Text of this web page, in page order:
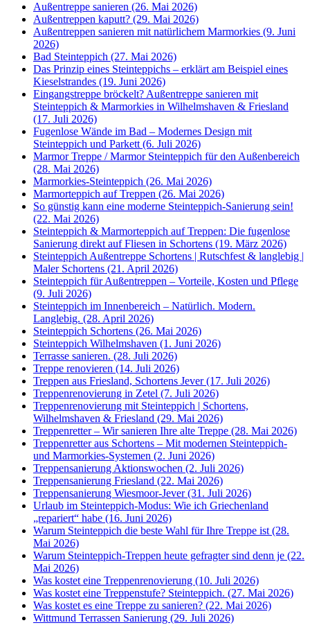
Außentreppe sanieren (26. Mai 2026)
Außentreppen kaputt? (29. Mai 2026)
Außentreppen sanieren mit natürlichem Marmorkies (9. Juni
2026)
Bad Steinteppich (27. Mai 2026)
Das Prinzip eines Steinteppichs – erklärt am Beispiel eines
Kieselstrandes (19. Juni 2026)
Eingangstreppe bröckelt? Außentreppe sanieren mit
Steinteppich & Marmorkies in Wilhelmshaven & Friesland
(17. Juli 2026)
Fugenlose Wände im Bad – Modernes Design mit
Steinteppich und Parkett (6. Juli 2026)
Marmor Treppe / Marmor Steinteppich für den Außenbereich
(28. Mai 2026)
Marmorkies-Steinteppich (26. Mai 2026)
Marmorteppich auf Treppen (26. Mai 2026)
So günstig kann eine moderne Steinteppich-Sanierung sein!
(22. Mai 2026)
Steinteppich & Marmorteppich auf Treppen: Die fugenlose
Sanierung direkt auf Fliesen in Schortens (19. März 2026)
Steinteppich Außentreppe Schortens | Rutschfest & langlebig |
Maler Schortens (21. April 2026)
Steinteppich für Außentreppen – Vorteile, Kosten und Pflege
(9. Juli 2026)
Steinteppich im Innenbereich – Natürlich. Modern.
Langlebig. (28. April 2026)
Steinteppich Schortens (26. Mai 2026)
Steinteppich Wilhelmshaven (1. Juni 2026)
Terrasse sanieren. (28. Juli 2026)
Treppe renovieren (14. Juli 2026)
Treppen aus Friesland, Schortens Jever (17. Juli 2026)
Treppenrenovierung in Zetel (7. Juli 2026)
Treppenrenovierung mit Steinteppich | Schortens,
Wilhelmshaven & Friesland (29. Mai 2026)
Treppenretter – Wir sanieren Ihre alte Treppe (28. Mai 2026)
Treppenretter aus Schortens – Mit modernen Steinteppich-
und Marmorkies-Systemen (2. Juni 2026)
Treppensanierung Aktionswochen (2. Juli 2026)
Treppensanierung Friesland (22. Mai 2026)
Treppensanierung Wiesmoor-Jever (31. Juli 2026)
Urlaub im Steinteppich-Modus: Wie ich Griechenland
„repariert“ habe (16. Juni 2026)
Warum Steinteppich die beste Wahl für Ihre Treppe ist (28.
Mai 2026)
Warum Steinteppich-Treppen heute gefragter sind denn je (22.
Mai 2026)
Was kostet eine Treppenrenovierung (10. Juli 2026)
Was kostet eine Treppenstufe? Steinteppich. (27. Mai 2026)
Was kostet es eine Treppe zu sanieren? (22. Mai 2026)
Wittmund Terrassen Sanierung (29. Juli 2026)